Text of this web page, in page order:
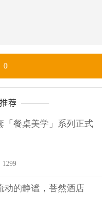
0
「餐桌美学」系列正式
1299
动的静谧，菩然酒店